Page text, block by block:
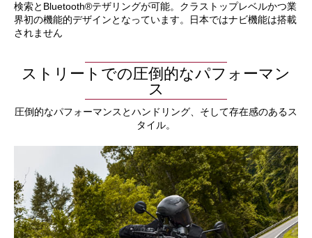
検索とBluetooth®テザリングが可能。クラストップレベルかつ業
界初の機能的デザインとなっています。日本ではナビ機能は搭載
されません
ストリートでの圧倒的なパフォーマン
ス
圧倒的なパフォーマンスとハンドリング、そして存在感のあるス
タイル。